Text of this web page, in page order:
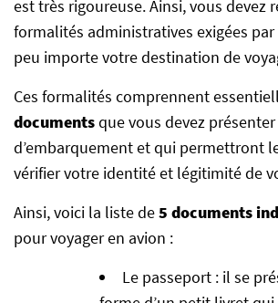
est très rigoureuse. Ainsi, vous devez
formalités administratives exigées
peu importe votre destination de
Ces formalités comprennent
documentsque vous devez
d’embarquement et qui permettront
vérifier votre identité et légitimité de
Ainsi, voici la liste de5 documents
pour voyager en avion :
Le passeport : il se